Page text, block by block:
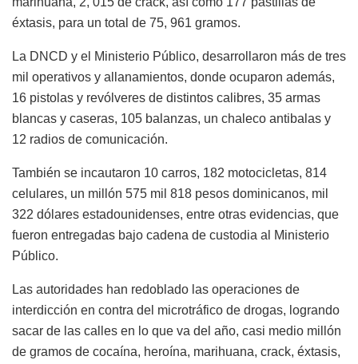
éxtasis, para un total de 75, 961 gramos.
La DNCD y el Ministerio Público, desarrollaron más de tres
mil operativos y allanamientos, donde ocuparon además,
16 pistolas y revólveres de distintos calibres, 35 armas
blancas y caseras, 105 balanzas, un chaleco antibalas y
12 radios de comunicación.
También se incautaron 10 carros, 182 motocicletas, 814
celulares, un millón 575 mil 818 pesos dominicanos, mil
322 dólares estadounidenses, entre otras evidencias, que
fueron entregadas bajo cadena de custodia al Ministerio
Público.
Las autoridades han redoblado las operaciones de
interdicción en contra del microtráfico de drogas, logrando
sacar de las calles en lo que va del año, casi medio millón
de gramos de cocaína, heroína, marihuana, crack, éxtasis,